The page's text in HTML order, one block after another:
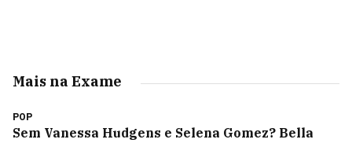
Mais na Exame
POP
Sem Vanessa Hudgens e Selena Gomez? Bella